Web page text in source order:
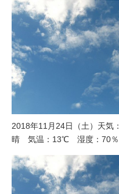
2018年11月24日（土）天気：
晴 気温：13℃ 湿度：70％